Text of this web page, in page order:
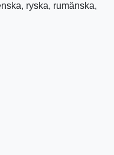
ryska, rumänska,